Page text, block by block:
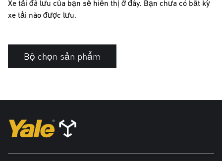
Xe tải đã lưu của bạn sẽ hiển thị ở đây. Bạn chưa có bất kỳ
xe tải nào được lưu.
Bộ chọn sản phẩm